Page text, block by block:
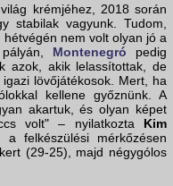
krémjéhez, 2018 során
stabilak vagyunk. Tudom,
nem volt olyan jó a
Montenegró pedig
azok, akik lelassítottak, de
lövőjátékosok. Mert, ha
kellene győznünk. A
akartuk, és olyan képet
volt" – nyilatkozta Kim
a felkészülési mérkőzésen
(29-25), majd négygólos